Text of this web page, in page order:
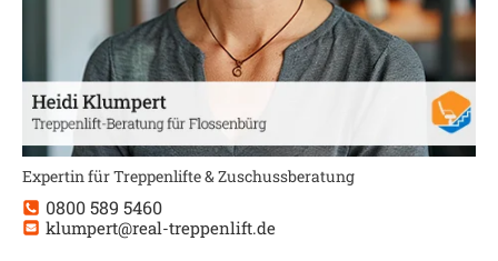
Expertin für Treppenlifte & Zuschussberatung
0800 589 5460
klumpert@real-treppenlift.de